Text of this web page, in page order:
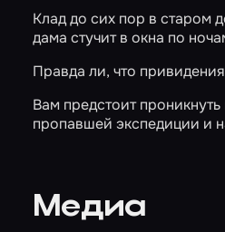
Клад до сих пор в старом
дама стучит в окна по
Правда ли, что
Вам предстоит
пропавшей экспедиции и
Медиа